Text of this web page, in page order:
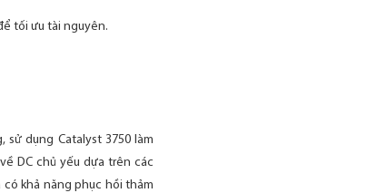
tối ưu tài nguyên.
dụng Catalyst 3750 làm
DC chủ yếu dựa trên các
khả năng phục hồi thảm